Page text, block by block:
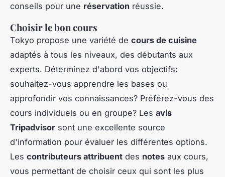
conseils pour une réservation réussie.
Choisir le bon cours
Tokyo propose une variété de cours de cuisine
adaptés à tous les niveaux, des débutants aux
experts. Déterminez d'abord vos objectifs:
souhaitez-vous apprendre les bases ou
approfondir vos connaissances? Préférez-vous des
cours individuels ou en groupe? Les avis
Tripadvisor sont une excellente source
d'information pour évaluer les différentes options.
Les contributeurs attribuent des notes aux cours,
vous permettant de choisir ceux qui sont les plus